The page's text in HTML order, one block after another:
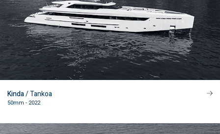
Kinda/ Tankoa
50mm - 2022